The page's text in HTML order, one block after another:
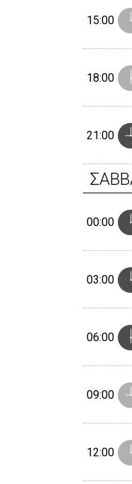
15:00
18:00
21:00
00:00
03:00
06:00
09:00
12:00